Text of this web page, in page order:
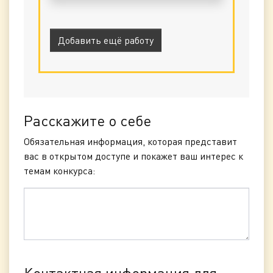
Добавить ещё работу
Расскажите о себе
Обязательная информация, которая представит
вас в открытом доступе и покажет ваш интерес к
темам конкурса: